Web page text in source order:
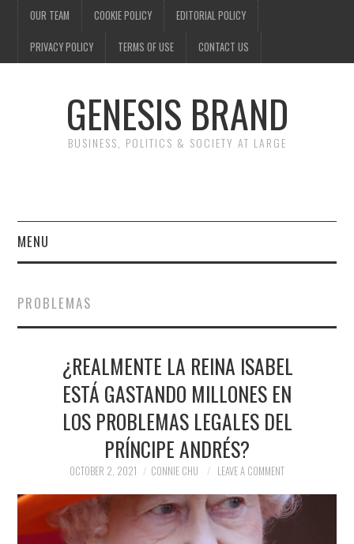
OUR TEAM COOKIE POLICY EDITORIAL POLICY
PRIVACY POLICY TERMS OF USE CONTACT US
GENESIS BRAND
BUSINESS, POLITICS & SOCIETY AT LARGE
MENU
FINANCE
POLITICS
SPORTS
TECHNOLOGY
PROBLEMAS
¿REALMENTE LA REINA ISABEL
ESTÁ GASTANDO MILLONES EN
LOS PROBLEMAS LEGALES DEL
PRÍNCIPE ANDRÉS?
OCTOBER 2, 2021 CONNIE CHU LEAVE A COMMENT